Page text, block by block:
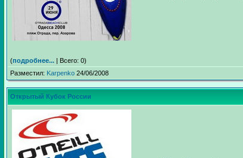
(подробнее... | Всего: 0)
Разместил: Karpenko 24/06/2008
Открытый Кубок России